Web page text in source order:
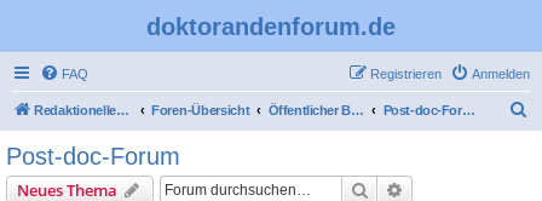
doktorandenforum.de
FAQ Anmelden
Registrieren
Redaktioneller Teil Foren-Übersicht Öffentlicher Bereich Post-doc-Forum
Post-doc-Forum
Neues Thema Suche